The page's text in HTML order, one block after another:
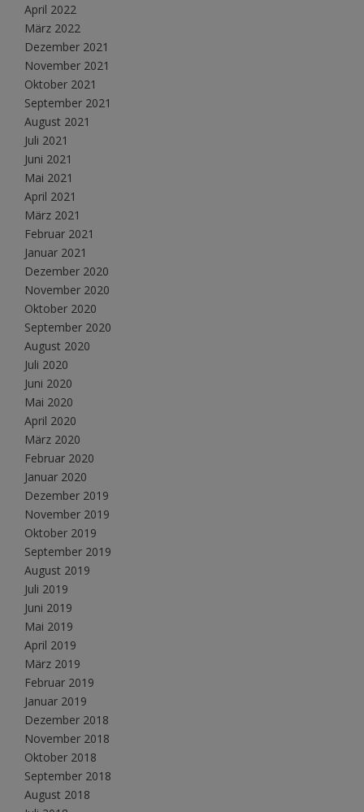
April 2022
März 2022
Dezember 2021
November 2021
Oktober 2021
September 2021
August 2021
Juli 2021
Juni 2021
Mai 2021
April 2021
März 2021
Februar 2021
Januar 2021
Dezember 2020
November 2020
Oktober 2020
September 2020
August 2020
Juli 2020
Juni 2020
Mai 2020
April 2020
März 2020
Februar 2020
Januar 2020
Dezember 2019
November 2019
Oktober 2019
September 2019
August 2019
Juli 2019
Juni 2019
Mai 2019
April 2019
März 2019
Februar 2019
Januar 2019
Dezember 2018
November 2018
Oktober 2018
September 2018
August 2018